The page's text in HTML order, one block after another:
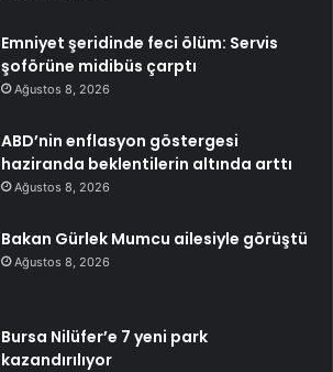
Emniyet şeridinde feci ölüm: Servis
şoförüne midibüs çarptı
Ağustos 8, 2026
ABD’nin enflasyon göstergesi
haziranda beklentilerin altında arttı
Ağustos 8, 2026
Bakan Gürlek Mumcu ailesiyle görüştü
Ağustos 8, 2026
Bursa Nilüfer’e 7 yeni park
kazandırılıyor